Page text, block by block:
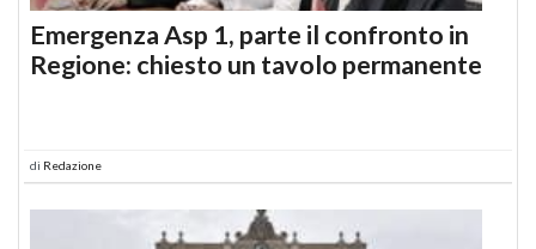
Emergenza Asp 1, parte il confronto in
Regione: chiesto un tavolo permanente
di Redazione